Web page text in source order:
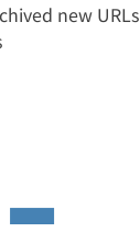
new URLs